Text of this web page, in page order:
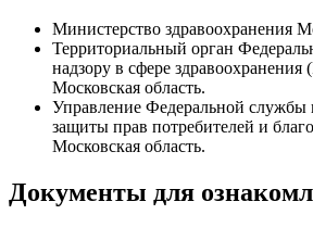
Министерство здравоохранения
Территориальный орган
надзору в сфере здравоохранения
Московская область.
Управление Федеральной службы
защиты прав потребителей и
Московская область.
Документы для